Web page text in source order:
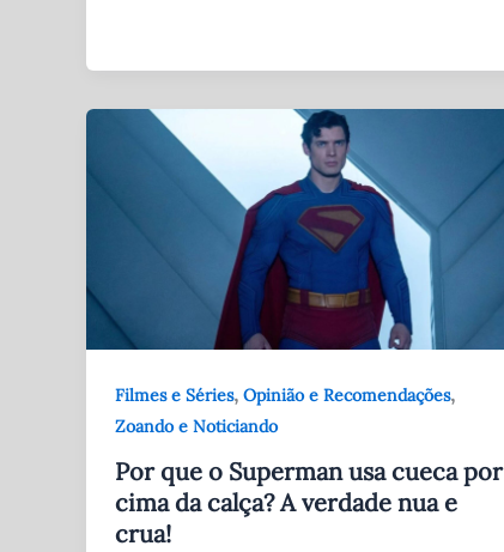
Filmes e Séries, Opinião e Recomendações,
Zoando e Noticiando
Por que o Superman usa cueca por
cima da calça? A verdade nua e
crua!